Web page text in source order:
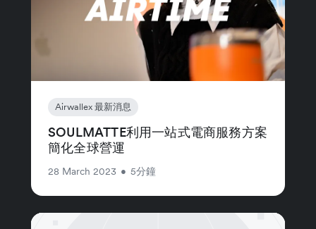
Airwallex 最新消息
SOULMATTE利用一站式電商服務方案
簡化全球營運
28 March 2023 • 5分鐘